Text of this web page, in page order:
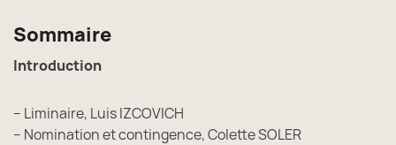
Sommaire
Introduction
– Liminaire, Luis IZCOVICH
– Nomination et contingence, Colette SOLER